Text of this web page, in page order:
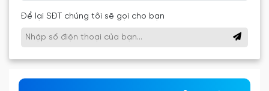
Để lại SĐT chúng tôi sẽ gọi cho bạn